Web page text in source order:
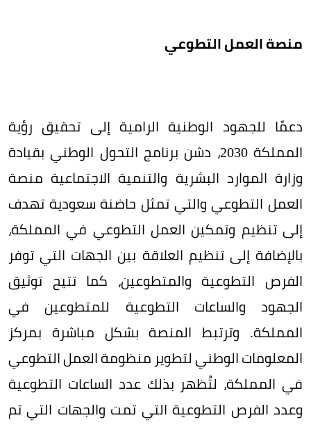
منصة العمل التطوعي
دعمًا للجهود الوطنية الرامية إلى تحقيق رؤية
المملكة 2030، دشن برنامج التحول الوطني بقيادة
وزارة الموارد البشرية والتنمية الاجتماعية منصة
العمل التطوعي والتي تمثل حاضنة سعودية تهدف
إلى تنظيم وتمكين العمل التطوعي في المملكة،
بالإضافة إلى تنظيم العلاقة بين الجهات التي توفر
الفرص التطوعية والمتطوعين، كما تتيح توثيق
الجهود والساعات التطوعية للمتطوعين في
المملكة. وترتبط المنصة بشكل مباشرة بمركز
المعلومات الوطني لتطوير منظومة العمل التطوعي
في المملكة، لتُظهر بذلك عدد الساعات التطوعية
وعدد الفرص التطوعية التي تمت والجهات التي تم